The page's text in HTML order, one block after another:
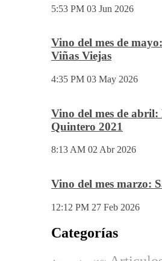
5:53 PM 03 Jun 2026
Vino del mes de
Viñas Viejas
4:35 PM 03 May 2026
Vino del mes de abril:
Quintero 2021
8:13 AM 02 Abr 2026
Vino del mes marzo:
12:12 PM 27 Feb 2026
Categorías